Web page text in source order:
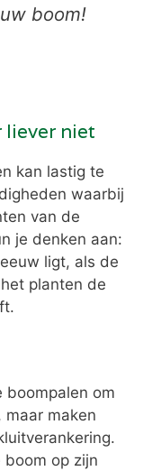
boom!
liever niet
kan lastig te
waarbij
van de
je denken aan:
ligt, als de
planten de
boompalen om
maken
op zijn